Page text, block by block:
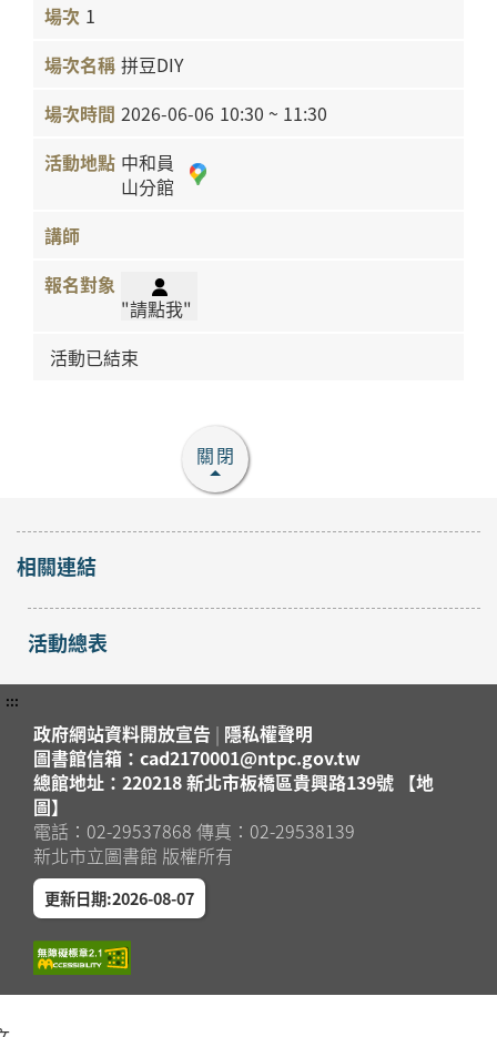
1
拼豆DIY
2026-06-06 10:30 ~ 11:30
中和員
山分館
"請點我"
活動已結束
關閉
相關連結
活動總表
:::
政府網站資料開放宣告 | 隱私權聲明
圖書館信箱：cad2170001@ntpc.gov.tw
總館地址：220218 新北市板橋區貴興路139號 【地
圖】
電話：02-29537868 傳真：02-29538139
新北市立圖書館 版權所有
更新日期:2026-08-07